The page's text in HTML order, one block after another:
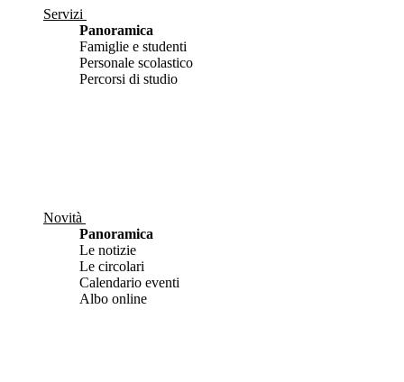
Servizi
Panoramica
Famiglie e studenti
Personale scolastico
Percorsi di studio
Novità
Panoramica
Le notizie
Le circolari
Calendario eventi
Albo online